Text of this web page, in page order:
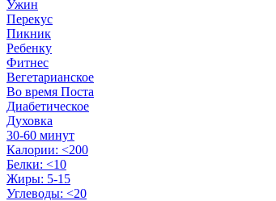
Ужин
Перекус
Пикник
Ребенку
Фитнес
Вегетарианское
Во время Поста
Диабетическое
Духовка
30-60 минут
Калории: <200
Белки: <10
Жиры: 5-15
Углеводы: <20